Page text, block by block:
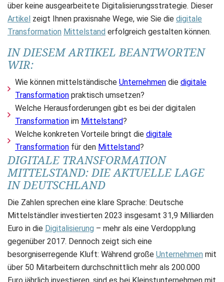
über keine ausgearbeitete Digitalisierungsstrategie. Dieser
Artikel zeigt Ihnen praxisnahe Wege, wie Sie die digitale
Transformation Mittelstand erfolgreich gestalten können.
IN DIESEM ARTIKEL BEANTWORTEN
WIR:
Wie können mittelständische Unternehmen die digitale
Transformation praktisch umsetzen?
Welche Herausforderungen gibt es bei der digitalen
Transformation im Mittelstand?
Welche konkreten Vorteile bringt die digitale
Transformation für den Mittelstand?
DIGITALE TRANSFORMATION
MITTELSTAND: DIE AKTUELLE LAGE
IN DEUTSCHLAND
Die Zahlen sprechen eine klare Sprache: Deutsche
Mittelständler investierten 2023 insgesamt 31,9 Milliarden
Euro in die Digitalisierung – mehr als eine Verdopplung
gegenüber 2017. Dennoch zeigt sich eine
besorgniserregende Kluft: Während große Unternehmen mit
über 50 Mitarbeitern durchschnittlich mehr als 200.000
Euro jährlich investieren, sind es bei Kleinstunternehmen mit